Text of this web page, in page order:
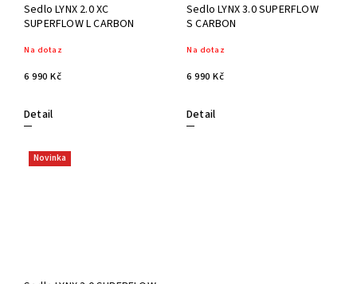
Sedlo LYNX 2.0 XC
SUPERFLOW L CARBON
Na dotaz
6 990 Kč
Detail
Sedlo LYNX 3.0 SUPERFLOW
S CARBON
Na dotaz
6 990 Kč
Detail
Novinka